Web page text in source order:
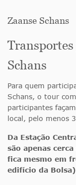
Zaanse Schans
Schans
Para quem
Schans, o tour
participantes
local, pelo menos
Da Estação
são apenas
fica mesmo em
edifício da